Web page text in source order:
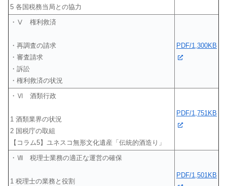
5 各国税務当局との協力
・Ⅴ 権利救済
・再調査の請求
・審査請求
・訴訟
・権利救済の状況
PDF/1,300KB
・Ⅵ 酒類行政
1 酒類業界の状況
2 国税庁の取組
【コラム5】ユネスコ無形文化遺産「伝統的酒造り」
PDF/1,751KB
・Ⅶ 税理士業務の適正な運営の確保
1 税理士の業務と役割
PDF/1,501KB